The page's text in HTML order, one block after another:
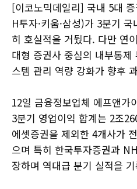
[이코노믹데일리] 국내 5대 증
H투자·키움·삼성)가 3분기
히 호실적을 거뒀다. 다만 연
대형 증권사 중심의 내부통
스템 관리 역량 강화가 향후
12일 금융정보업체 에프앤가
3분기 영업이익 합계는 2조
에셋증권을 제외한 4개사가
으며 특히 한국투자증권과
장하며 역대급 분기 실적을